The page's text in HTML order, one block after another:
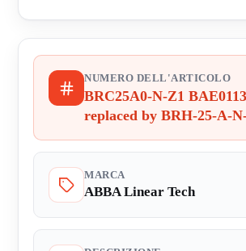
NUMERO DELL'ARTICOLO
BRC25A0-N-Z1
replaced by BRH-25-A-
MARCA
ABBA Linear Tech